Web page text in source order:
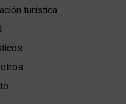
turística